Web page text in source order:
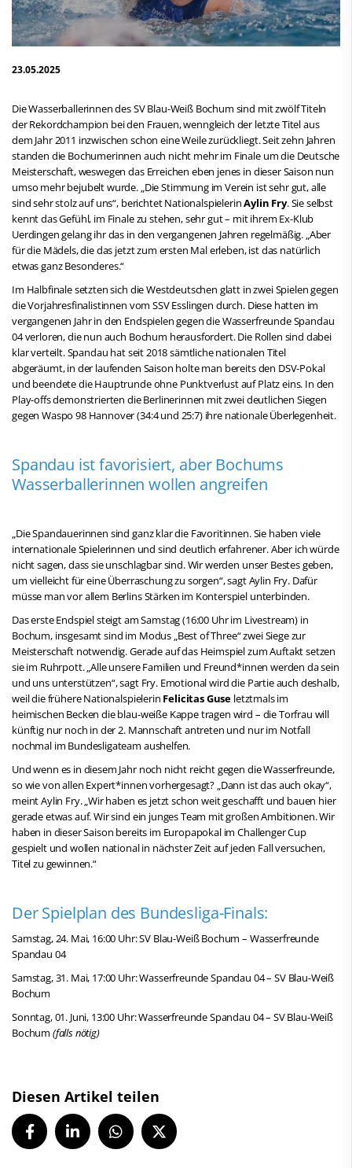
23.05.2025
Die Wasserballerinnen des SV Blau-Weiß Bochum sind mit zwölf Titeln
der Rekordchampion bei den Frauen, wenngleich der letzte Titel aus
dem Jahr 2011 inzwischen schon eine Weile zurückliegt. Seit zehn Jahren
standen die Bochumerinnen auch nicht mehr im Finale um die Deutsche
Meisterschaft, weswegen das Erreichen eben jenes in dieser Saison nun
umso mehr bejubelt wurde. „Die Stimmung im Verein ist sehr gut, alle
sind sehr stolz auf uns“, berichtet NationalspielerinAylin Fry. Sie selbst
kennt das Gefühl, im Finale zu stehen, sehr gut – mit ihrem Ex-Klub
Uerdingen gelang ihr das in den vergangenen Jahren regelmäßig. „Aber
für die Mädels, die das jetzt zum ersten Mal erleben, ist das natürlich
etwas ganz Besonderes.“
Im Halbfinale setzten sich die Westdeutschen glatt in zwei Spielen gegen
die Vorjahresfinalistinnen vom SSV Esslingen durch. Diese hatten im
vergangenen Jahr in den Endspielen gegen die Wasserfreunde Spandau
04 verloren, die nun auch Bochum herausfordert. Die Rollen sind dabei
klar verteilt. Spandau hat seit 2018 sämtliche nationalen Titel
abgeräumt, in der laufenden Saison holte man bereits den DSV-Pokal
und beendete die Hauptrunde ohne Punktverlust auf Platz eins. In den
Play-offs demonstrierten die Berlinerinnen mit zwei deutlichen Siegen
gegen Waspo 98 Hannover (34:4 und 25:7) ihre nationale Überlegenheit.
Spandau ist favorisiert, aber Bochums
Wasserballerinnen wollen angreifen
„Die Spandauerinnen sind ganz klar die Favoritinnen. Sie haben viele
internationale Spielerinnen und sind deutlich erfahrener. Aber ich würde
nicht sagen, dass sie unschlagbar sind. Wir werden unser Bestes geben,
um vielleicht für eine Überraschung zu sorgen“, sagt Aylin Fry. Dafür
müsse man vor allem Berlins Stärken im Konterspiel unterbinden.
Das erste Endspiel steigt am Samstag (16:00 Uhr im Livestream) in
Bochum, insgesamt sind im Modus „Best of Three“ zwei Siege zur
Meisterschaft notwendig. Gerade auf das Heimspiel zum Auftakt setzen
sie im Ruhrpott. „Alle unsere Familien und Freund*innen werden da sein
und uns unterstützen“, sagt Fry. Emotional wird die Partie auch deshalb,
weil die frühere Nationalspielerin Felicitas Guse letztmals im
heimischen Becken die blau-weiße Kappe tragen wird – die Torfrau will
künftig nur noch in der 2. Mannschaft antreten und nur im Notfall
nochmal im Bundesligateam aushelfen.
Und wenn es in diesem Jahr noch nicht reicht gegen die Wasserfreunde,
so wie von allen Expert*innen vorhergesagt? „Dann ist das auch okay“,
meint Aylin Fry. „Wir haben es jetzt schon weit geschafft und bauen hier
gerade etwas auf. Wir sind ein junges Team mit großen Ambitionen. Wir
haben in dieser Saison bereits im Europapokal im Challenger Cup
gespielt und wollen national in nächster Zeit auf jeden Fall versuchen,
Titel zu gewinnen.“
Der Spielplan des Bundesliga-Finals:
Samstag, 24. Mai, 16:00 Uhr: SV Blau-Weiß Bochum – Wasserfreunde
Spandau 04
Samstag, 31. Mai, 17:00 Uhr: Wasserfreunde Spandau 04 – SV Blau-Weiß
Bochum
Sonntag, 01. Juni, 13:00 Uhr: Wasserfreunde Spandau 04 – SV Blau-Weiß
Bochum (falls nötig)
Diesen Artikel teilen